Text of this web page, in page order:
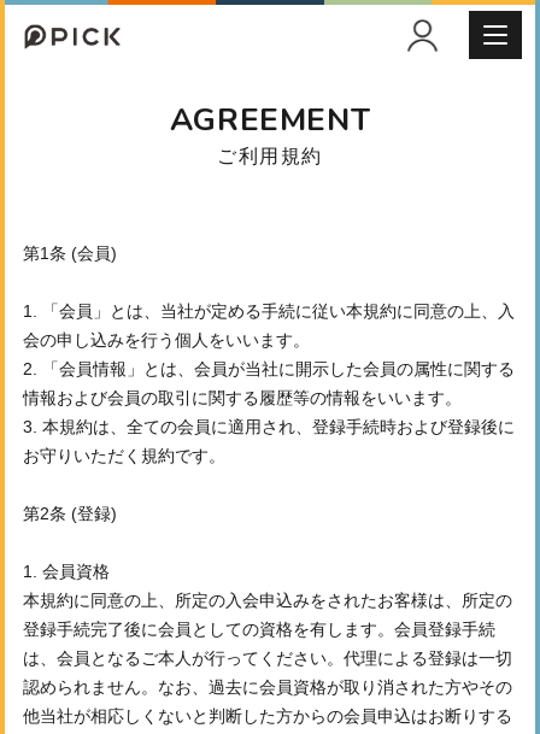
AGREEMENT
ご利用規約
第1条 (会員)
1. 「会員」とは、当社が定める手続に従い本規約に同意の上、入
会の申し込みを行う個人をいいます。
2. 「会員情報」とは、会員が当社に開示した会員の属性に関する
情報および会員の取引に関する履歴等の情報をいいます。
3. 本規約は、全ての会員に適用され、登録手続時および登録後に
お守りいただく規約です。
第2条 (登録)
1. 会員資格
本規約に同意の上、所定の入会申込みをされたお客様は、所定の
登録手続完了後に会員としての資格を有します。会員登録手続
は、会員となるご本人が行ってください。代理による登録は一切
認められません。なお、過去に会員資格が取り消された方やその
他当社が相応しくないと判断した方からの会員申込はお断りする